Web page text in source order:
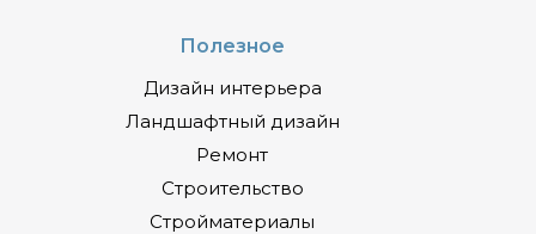
Полезное
Дизайн интерьера
Ландшафтный дизайн
Ремонт
Строительство
Стройматериалы